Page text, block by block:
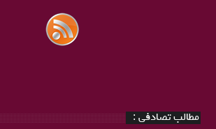
مطالب تصادفی :